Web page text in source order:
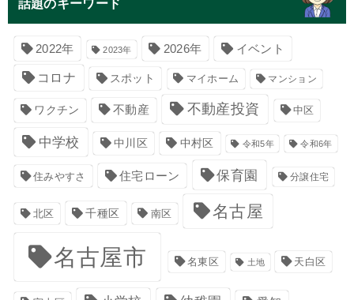
2022年 2023年 2026年 イベント
コロナ スポット マイホーム マンション
ワクチン 不動産 不動産投資 中区
中学校 中川区 中村区 令和5年 令和6年
住みやすさ 住宅ローン 保育園 分譲住宅
北区 千種区 南区 名古屋
名古屋市 名東区 土地 天白区